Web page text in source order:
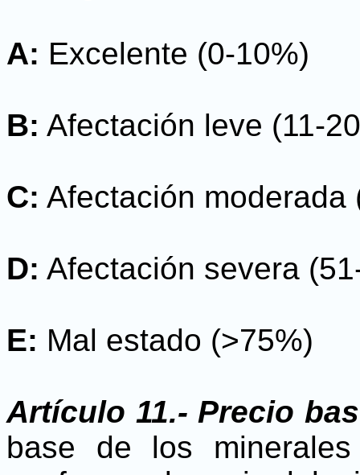
A: Excelente (0-10%)
B: Afectación leve (11-
C: Afectación moderada
D: Afectación severa
E: Mal estado (>75%)
Artículo 11.- Precio
base de los